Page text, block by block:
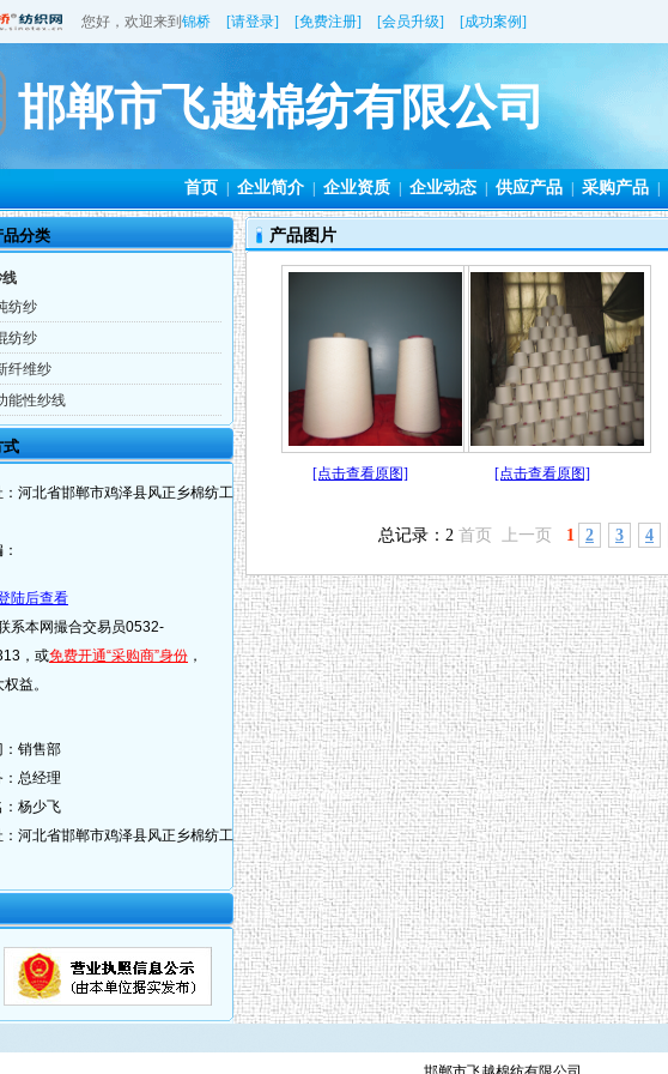
您好，欢迎来到 锦桥 [请登录] [免费注册] [会员升级] [成功案例]
邯郸市飞越棉纺有限公司
首页 企业简介 企业资质 企业动态 供应产品 采购产品
品分类
纺纱
纺纱
纤维纱
能性纱线
式
河北省邯郸市鸡泽县风正乡棉纺工
陆后查看
本网撮合交易员0532-
，或免费开通“采购商”身份 ，
益。
销售部
总经理
杨少飞
河北省邯郸市鸡泽县风正乡棉纺工
产品图片
[点击查看原图] [点击查看原图]
总记录：2 首页 上一页 1 2 3 4